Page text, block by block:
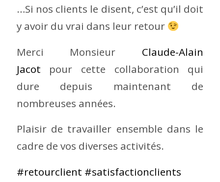
…Si nos clients le disent, c’est qu’il doit
y avoir du vrai dans leur retour
Merci Monsieur Claude-Alain
Jacot pour cette collaboration qui
dure depuis maintenant de
nombreuses années.
Plaisir de travailler ensemble dans le
cadre de vos diverses activités.
#retourclient #satisfactionclients